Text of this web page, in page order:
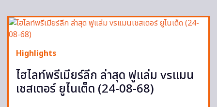
Highlights
ไฮไลท์พรีเมียร์ลีก ล่าสุด ฟูแล่ม vsแมน
เชสเตอร์ ยูไนเต็ด (24-08-68)